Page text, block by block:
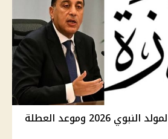
موقف ترحيل إجازة المولد النبوي 2026 وموعد العطلة